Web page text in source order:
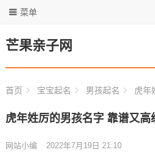
芒果亲子网
菜单
首页 宝宝起名 男孩起名 虎年
虎年姓厉的男孩名字 靠谱又高
网站小编 2022年7月19日 21:10